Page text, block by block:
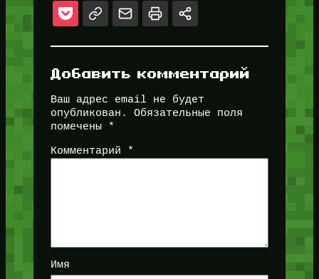
Добавить комментарий
Ваш адрес email не будет
опубликован.
Обязательные поля
помечены
*
Комментарий *
Имя